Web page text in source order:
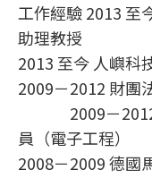
工作經驗 2013 至
助理教授
2013 至今 人嶼科
2009－2012 財團
2009－2012
員（電子工程）
2008－2009 德國